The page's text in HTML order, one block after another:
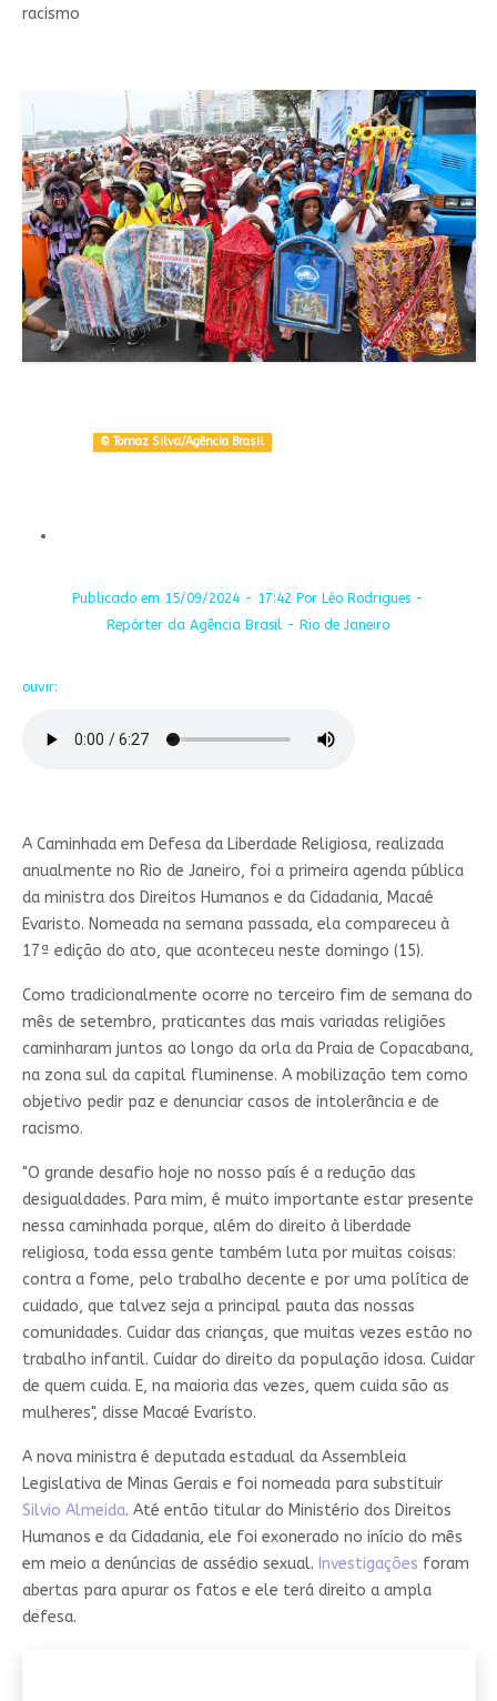
racismo
© Tomaz Silva/Agência Brasil
Publicado em 15/09/2024 - 17:42 Por Léo Rodrigues -
Repórter da Agência Brasil - Rio de Janeiro
ouvir:
A Caminhada em Defesa da Liberdade Religiosa, realizada
anualmente no Rio de Janeiro, foi a primeira agenda pública
da ministra dos Direitos Humanos e da Cidadania, Macaé
Evaristo. Nomeada na semana passada, ela compareceu à
17ª edição do ato, que aconteceu neste domingo (15).
Como tradicionalmente ocorre no terceiro fim de semana do
mês de setembro, praticantes das mais variadas religiões
caminharam juntos ao longo da orla da Praia de Copacabana,
na zona sul da capital fluminense. A mobilização tem como
objetivo pedir paz e denunciar casos de intolerância e de
racismo.
"O grande desafio hoje no nosso país é a redução das
desigualdades. Para mim, é muito importante estar presente
nessa caminhada porque, além do direito à liberdade
religiosa, toda essa gente também luta por muitas coisas:
contra a fome, pelo trabalho decente e por uma política de
cuidado, que talvez seja a principal pauta das nossas
comunidades. Cuidar das crianças, que muitas vezes estão no
trabalho infantil. Cuidar do direito da população idosa. Cuidar
de quem cuida. E, na maioria das vezes, quem cuida são as
mulheres", disse Macaé Evaristo.
A nova ministra é deputada estadual da Assembleia
Legislativa de Minas Gerais e foi nomeada para substituir
Silvio Almeida. Até então titular do Ministério dos Direitos
Humanos e da Cidadania, ele foi exonerado no início do mês
em meio a denúncias de assédio sexual. Investigações foram
abertas para apurar os fatos e ele terá direito a ampla
defesa.